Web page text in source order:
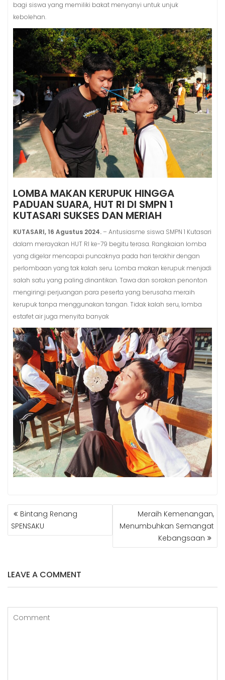
bagi siswa yang memiliki bakat menyanyi untuk unjuk
kebolehan.
LOMBA MAKAN KERUPUK HINGGA
PADUAN SUARA, HUT RI DI SMPN 1
KUTASARI SUKSES DAN MERIAH
KUTASARI, 16 Agustus 2024.– Antusiasme siswa SMPN 1 Kutasari
dalam merayakan HUT RI ke-79 begitu terasa. Rangkaian lomba
yang digelar mencapai puncaknya pada hari terakhir dengan
perlombaan yang tak kalah seru. Lomba makan kerupuk menjadi
salah satu yang paling dinantikan. Tawa dan sorakan penonton
mengiringi perjuangan para peserta yang berusaha meraih
kerupuk tanpa menggunakan tangan. Tidak kalah seru, lomba
estafet air juga menyita banyak
NAVIGASI
POSBintang Renang
SPENSAKU
Meraih Kemenangan,
Menumbuhkan Semangat
Kebangsaan
LEAVE A COMMENT